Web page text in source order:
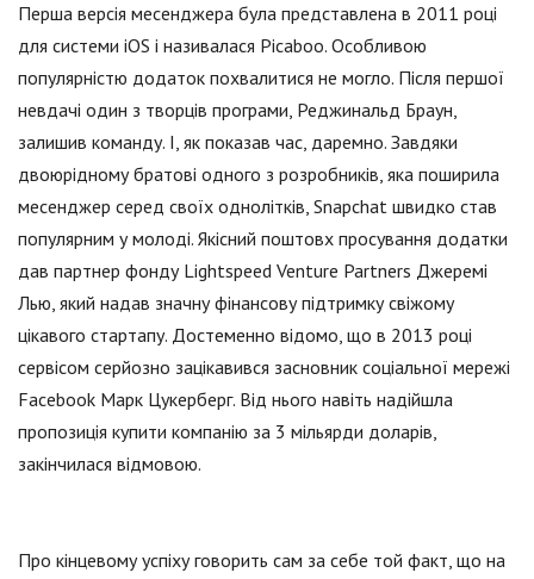
Перша версія месенджера була представлена в 2011 році
для системи iOS і називалася Picaboo. Особливою
популярністю додаток похвалитися не могло. Після першої
невдачі один з творців програми, Реджинальд Браун,
залишив команду. І, як показав час, даремно. Завдяки
двоюрідному братові одного з розробників, яка поширила
месенджер серед своїх однолітків, Snapchat швидко став
популярним у молоді. Якісний поштовх просування додатки
дав партнер фонду Lightspeed Venture Partners Джеремі
Лью, який надав значну фінансову підтримку свіжому
цікавого стартапу. Достеменно відомо, що в 2013 році
сервісом серйозно зацікавився засновник соціальної мережі
Facebook Марк Цукерберг. Від нього навіть надійшла
пропозиція купити компанію за 3 мільярди доларів,
закінчилася відмовою.
Про кінцевому успіху говорить сам за себе той факт, що на